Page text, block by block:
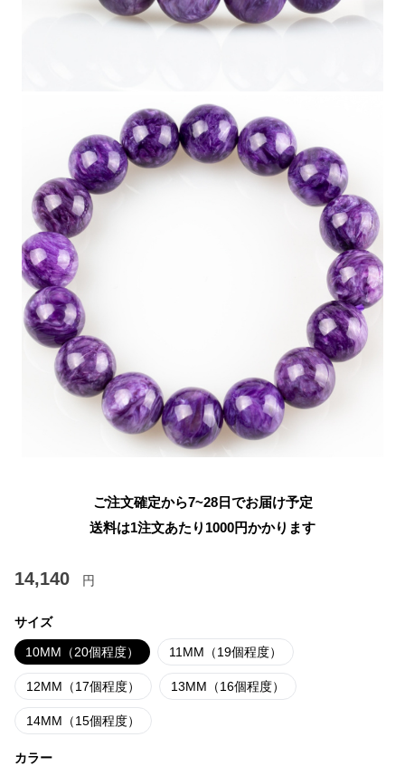
ご注文確定から7~28日でお届け予定
送料は1注文あたり 1000円かかります
14,140 円
サイズ
10MM（20個程度） 11MM（19個程度）
12MM（17個程度） 13MM（16個程度）
14MM（15個程度）
カラー